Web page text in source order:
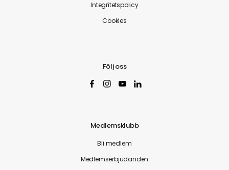
Integritetspolicy
Cookies
Följ oss
Medlemsklubb
Bli medlem
Medlemserbjudanden